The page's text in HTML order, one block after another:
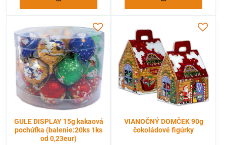
GULE DISPLAY 15g kakaová
pochúťka (balenie:20ks 1ks
od 0,23eur)
VIANOČNÝ DOMČEK 90g
čokoládové figúrky